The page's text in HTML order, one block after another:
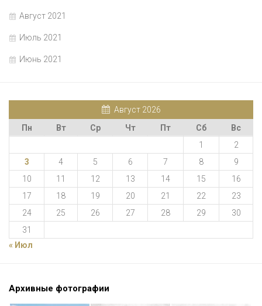
Август 2021
Июль 2021
Июнь 2021
Август 2026
Пн
Вт Ср Чт Пт Сб
Вс
1
2
3
4 5 6 7 8
9
10
11 12 13 14 15
16
17
18 19 20 21 22
23
24
25 26 27 28 29
30
31
« Июл
Архивные фотографии